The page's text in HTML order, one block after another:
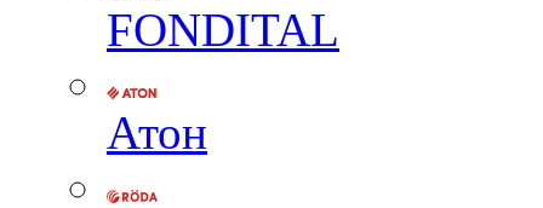
FONDITAL
Атон